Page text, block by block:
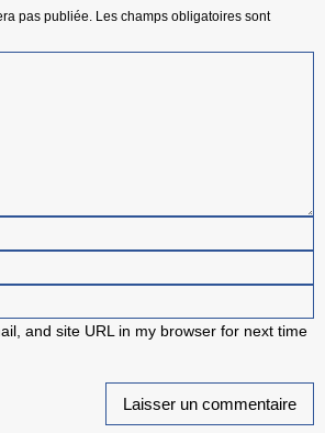
pas publiée. Les champs obligatoires sont
and site URL in my browser for next time